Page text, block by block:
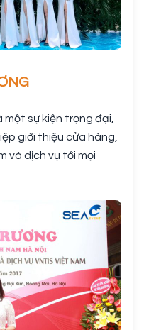
sự kiện trọng đại,
giới thiệu cửa hàng,
và dịch vụ tới mọi